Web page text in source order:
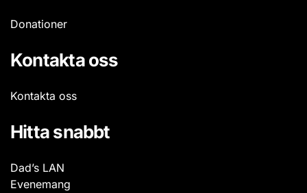
Donationer
Kontakta oss
Kontakta oss
Hitta snabbt
Dad’s LAN
Evenemang